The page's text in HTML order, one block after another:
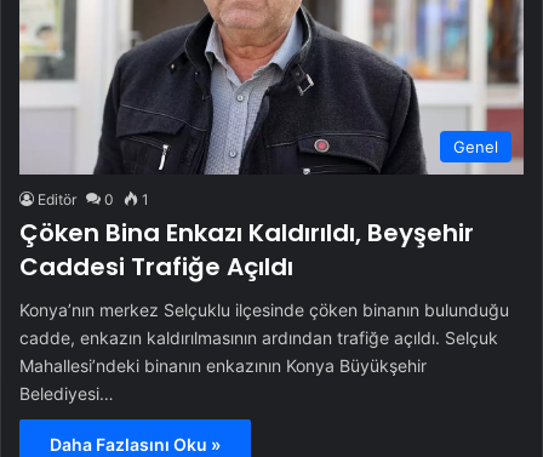
Genel
Editör 0 1
Çöken Bina Enkazı Kaldırıldı, Beyşehir
Caddesi Trafiğe Açıldı
Konya’nın merkez Selçuklu ilçesinde çöken binanın bulunduğu
cadde, enkazın kaldırılmasının ardından trafiğe açıldı. Selçuk
Mahallesi’ndeki binanın enkazının Konya Büyükşehir
Belediyesi…
Daha Fazlasını Oku »